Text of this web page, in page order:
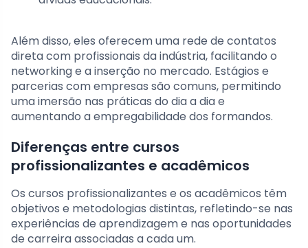
Além disso, eles oferecem uma rede de contatos
direta com profissionais da indústria, facilitando o
networking e a inserção no mercado. Estágios e
parcerias com empresas são comuns, permitindo
uma imersão nas práticas do dia a dia e
aumentando a empregabilidade dos formandos.
Diferenças entre cursos
profissionalizantes e acadêmicos
Os cursos profissionalizantes e os acadêmicos têm
objetivos e metodologias distintas, refletindo-se nas
experiências de aprendizagem e nas oportunidades
de carreira associadas a cada um.